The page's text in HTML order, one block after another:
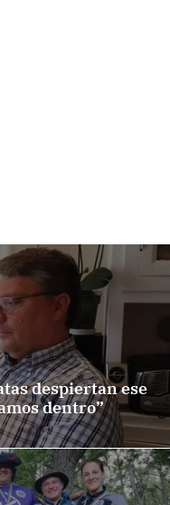
despiertan ese
dentro”